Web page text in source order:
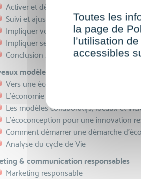
Activer et déployer sa gouvernance
Suivi et ajustement de la gouvernance
Impliquer vos collaborateurs
Impliquer ses Parties Prenantes
Conclusion : les impacts sur votre
modèles d'affaires et innovation
Vers une économie circulaire
L'économie de la fonctionnalité et de la
Les modèles collaboratifs, locaux et
L'écoconception pour une innovation
Comment démarrer une démarche
Analyse du cycle de Vie
& communication responsables
Marketing responsable
Toutes les
la page de
l’utilisation
accessibles